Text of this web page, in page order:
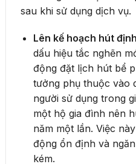
sau khi sử dụng dịch vụ.
Lên kế hoạch hút
dấu hiệu tắc nghẽn
động đặt lịch hút bể
tưởng phụ thuộc vào
người sử dụng trong
một hộ gia đình nên
năm một lần. Việc
động ổn định và
kém.